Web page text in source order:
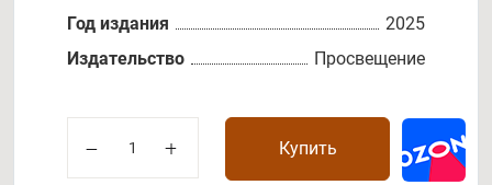
Год издания
2025
Издательство
Просвещение
Купить